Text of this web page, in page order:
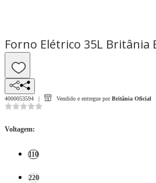
Forno Elétrico 35L Britânia
4000053594 Vendido e entregue por Britânia Oficial
Voltagem:
110
220